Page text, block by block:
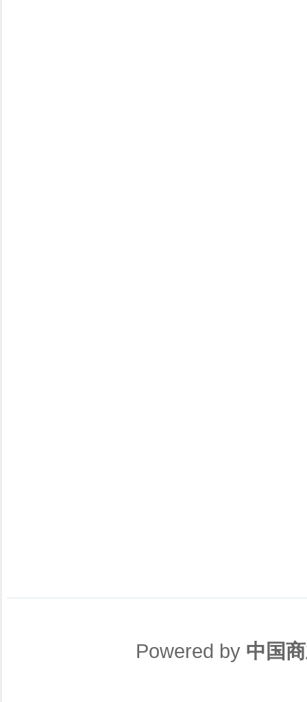
Powered by 中国